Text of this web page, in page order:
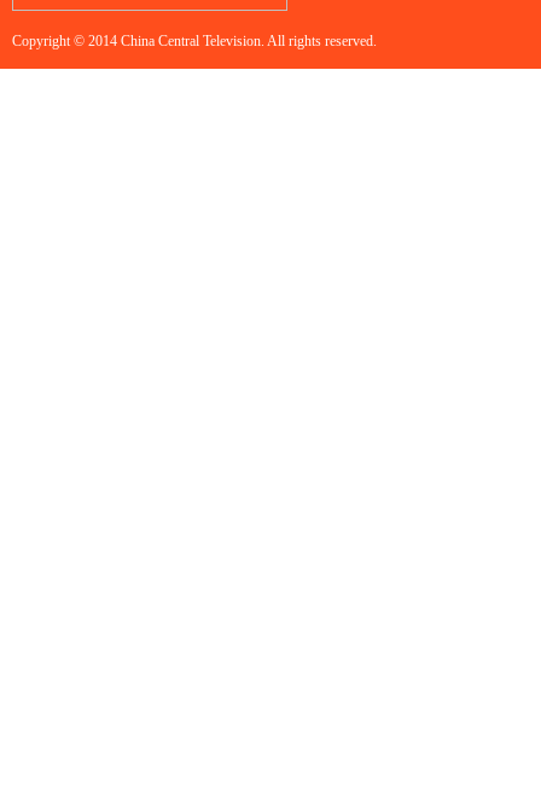
Copyright © 2014 China Central Television. All rights reserved.